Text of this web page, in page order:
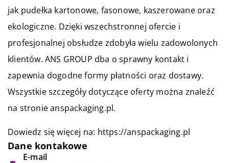
jak pudełka kartonowe, fasonowe, kaszerowane oraz
ekologiczne. Dzięki wszechstronnej ofercie i
profesjonalnej obsłudze zdobyła wielu zadowolonych
klientów. ANS GROUP dba o sprawny kontakt i
zapewnia dogodne formy płatności oraz dostawy.
Wszystkie szczegóły dotyczące oferty można znaleźć
na stronie anspackaging.pl.
Dowiedz się więcej na: https://anspackaging.pl
Dane kontakowe
E-mail